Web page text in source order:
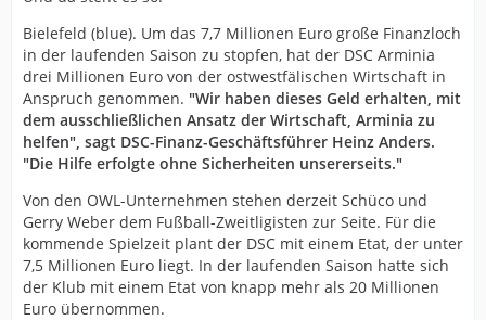
Bielefeld (blue). Um das 7,7 Millionen Euro große Finanzloch
in der laufenden Saison zu stopfen, hat der DSC Arminia
drei Millionen Euro von der ostwestfälischen Wirtschaft in
Anspruch genommen. "Wir haben dieses Geld erhalten, mit
dem ausschließlichen Ansatz der Wirtschaft, Arminia zu
helfen", sagt DSC-Finanz-Geschäftsführer Heinz Anders.
"Die Hilfe erfolgte ohne Sicherheiten unsererseits."
Von den OWL-Unternehmen stehen derzeit Schüco und
Gerry Weber dem Fußball-Zweitligisten zur Seite. Für die
kommende Spielzeit plant der DSC mit einem Etat, der unter
7,5 Millionen Euro liegt. In der laufenden Saison hatte sich
der Klub mit einem Etat von knapp mehr als 20 Millionen
Euro übernommen.